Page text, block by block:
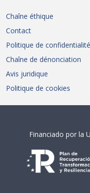
Chaîne éthique
Contact
Politique de confidentialité
Chaîne de dénonciation
Avis juridique
Politique de cookies
Financiado por la